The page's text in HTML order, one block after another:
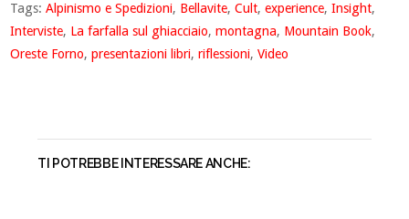
Tags:Alpinismo e Spedizioni, Bellavite,Cult,experience,Insight,
Interviste, La farfalla sul ghiacciaio,montagna, Mountain Book,
Oreste Forno,presentazioni libri,riflessioni,Video
TI POTREBBE INTERESSARE ANCHE: